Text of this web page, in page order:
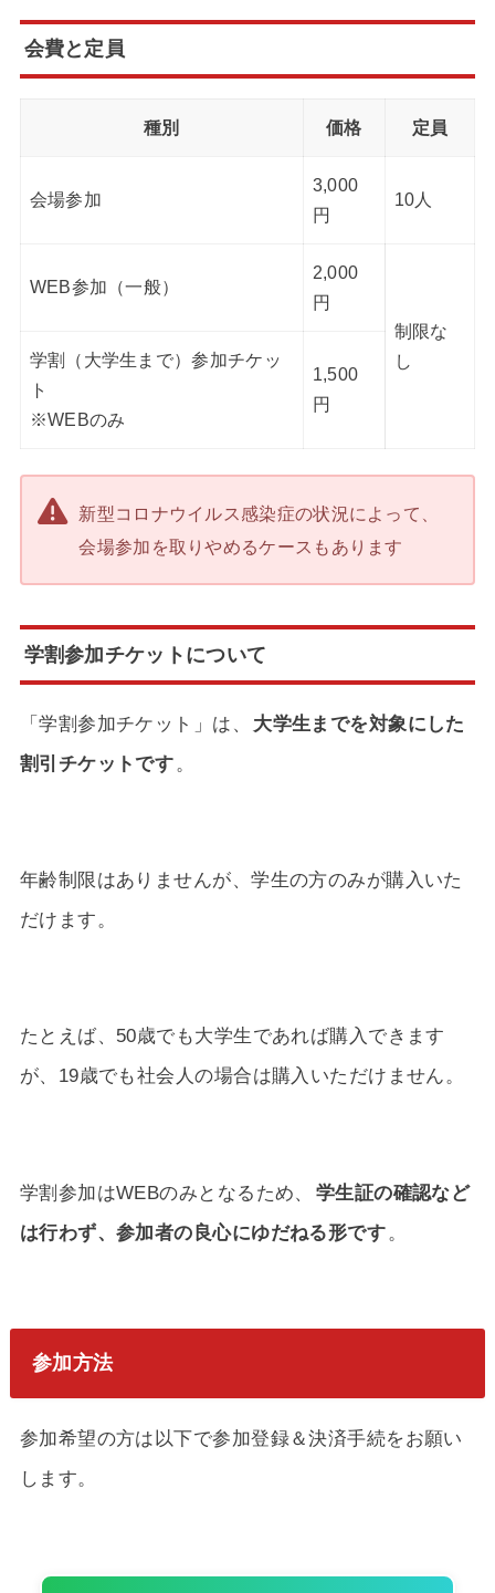
会費と定員
種別 価格 定員
会場参加
3,000
円
10人
WEB参加（一般）
2,000
円
制限な
し
学割（大学生まで）参加チケッ
ト
※WEBのみ
1,500
円
新型コロナウイルス感染症の状況によって、
会場参加を取りやめるケースもあります
学割参加チケットについて
「学割参加チケット」は、
大学生までを対象にした
割引チケットです。
年齢制限はありませんが、学生の方のみが購入いた
だけます。
たとえば、50歳でも大学生であれば購入できます
が、19歳でも社会人の場合は購入いただけません。
学割参加はWEBのみとなるため、
学生証の確認など
は行わず、参加者の良心にゆだねる形です 。
参加方法
参加希望の方は以下で参加登録＆決済手続をお願い
します。